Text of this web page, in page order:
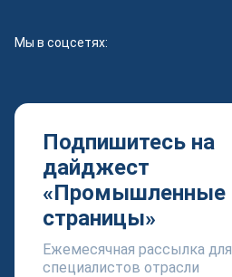
Мы в соцсетях:
Подпишитесь на
дайджест
«Промышленные
страницы»
Ежемесячная рассылка для
специалистов отрасли